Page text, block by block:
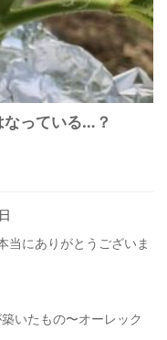
当にありがとうございま
いたもの〜オーレック